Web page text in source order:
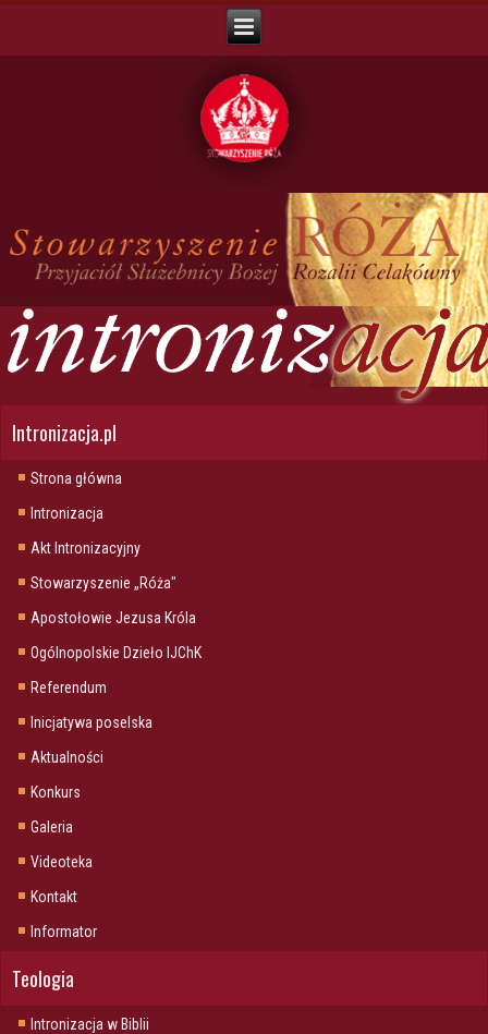
Intronizacja.pl
Strona główna
Intronizacja
Akt Intronizacyjny
Stowarzyszenie „Róża"
Apostołowie Jezusa Króla
Ogólnopolskie Dzieło IJChK
Referendum
Inicjatywa poselska
Aktualności
Konkurs
Galeria
Videoteka
Kontakt
Informator
Teologia
Intronizacja w Biblii